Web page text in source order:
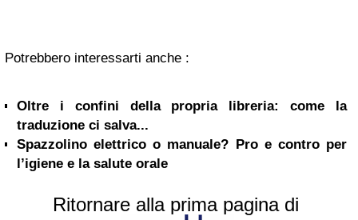
Potrebbero interessarti anche :
Oltre i confini della propria libreria: come la
traduzione ci salva...
Spazzolino elettrico o manuale? Pro e contro per
l’igiene e la salute orale
Ritornare alla prima pagina di